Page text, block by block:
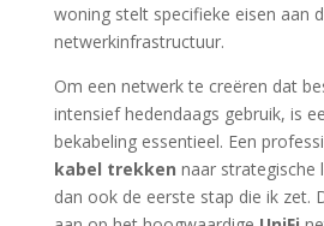
woning stelt specifieke eisen aan
netwerkinfrastructuur.
Om een netwerk te creëren dat
intensief hedendaags gebruik, is
bekabeling essentieel. Een
kabel trekken naar strategische
dan ook de eerste stap die ik zet.